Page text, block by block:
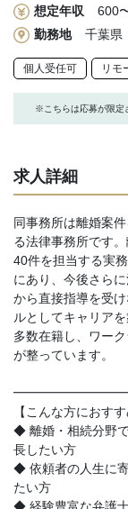
想定年収
600
勤務地
千葉県
個人受任可 リモ
※こちらは応募が限定
求人詳細
同事務所は離婚案
る法律事務所です
40件を担当する実
にあり、今後さら
から直接指導を受
ルとしてキャリア
多数在籍し、ワー
が整っています。
【こんな方におすす
◆ 離婚・相続分野
長したい方
◆ 依頼者の人生に
たい方